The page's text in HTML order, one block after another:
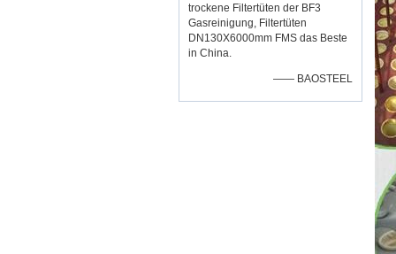
trockene Filtertüten der BF3
Gasreinigung, Filtertüten
DN130X6000mm FMS das Beste
in China.
—— BAOSTEEL